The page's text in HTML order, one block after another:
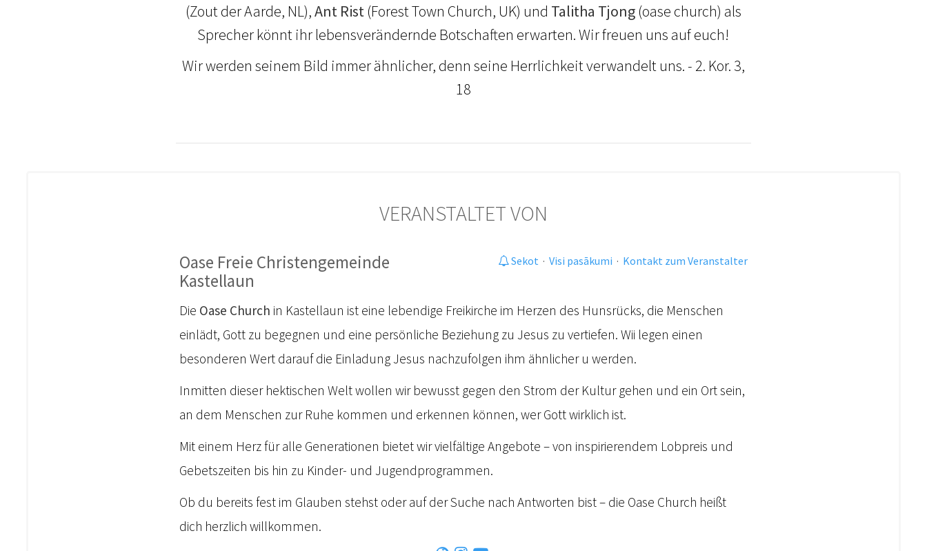
(Zout der Aarde, NL),Ant Rist(Forest Town Church, UK) und Talitha Tjong(oase church) als
Sprecher könnt ihr lebensverändernde Botschaften erwarten. Wir freuen uns auf euch!
Wir werden seinem Bild immer ähnlicher, denn seine Herrlichkeit verwandelt uns. - 2. Kor. 3,
18
VERANSTALTET VON
Oase Freie Christengemeinde
Kastellaun
Sekot · Visi pasākumi · Kontakt zum Veranstalter
Die Oase Church in Kastellaun ist eine lebendige Freikirche im Herzen des Hunsrücks, die Menschen
einlädt, Gott zu begegnen und eine persönliche Beziehung zu Jesus zu vertiefen. Wii legen einen
besonderen Wert darauf die Einladung Jesus nachzufolgen ihm ähnlicher u werden.
Inmitten dieser hektischen Welt wollen wir bewusst gegen den Strom der Kultur gehen und ein Ort sein,
an dem Menschen zur Ruhe kommen und erkennen können, wer Gott wirklich ist.
Mit einem Herz für alle Generationen bietet wir vielfältige Angebote – von inspirierendem Lobpreis und
Gebetszeiten bis hin zu Kinder- und Jugendprogrammen.
Ob du bereits fest im Glauben stehst oder auf der Suche nach Antworten bist – die Oase Church heißt
dich herzlich willkommen.